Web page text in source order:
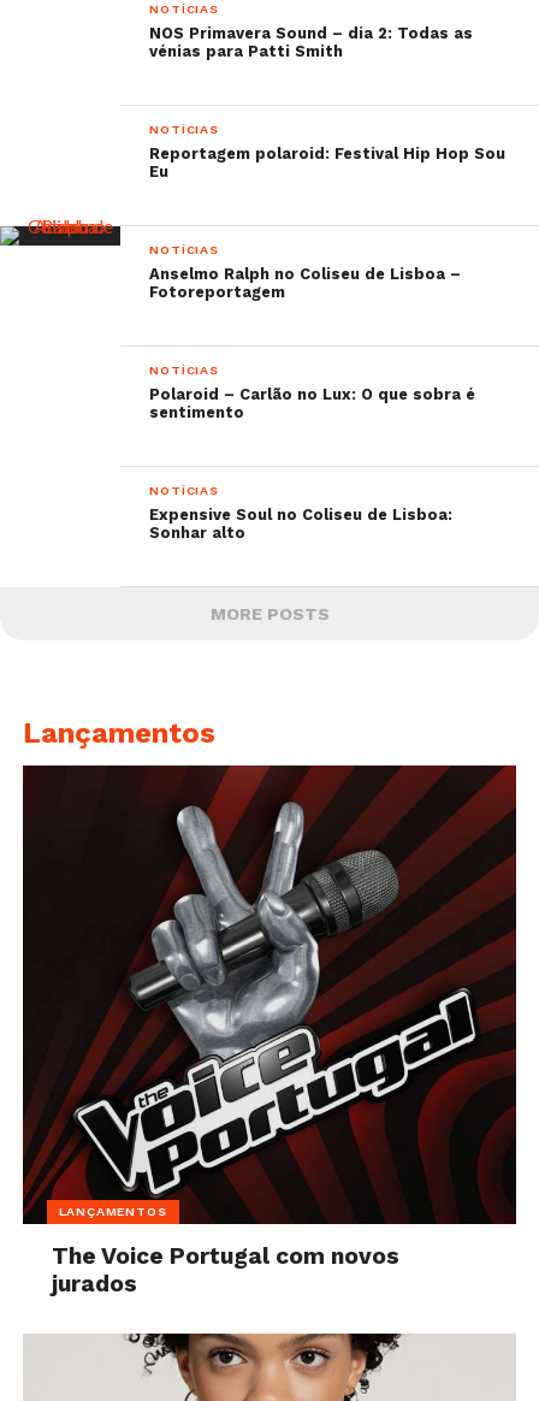
NOTÍCIAS
NOS Primavera Sound – dia 2: Todas as
vénias para Patti Smith
NOTÍCIAS
Reportagem polaroid: Festival Hip Hop Sou
Eu
NOTÍCIAS
Anselmo Ralph no Coliseu de Lisboa –
Fotoreportagem
NOTÍCIAS
Polaroid – Carlão no Lux: O que sobra é
sentimento
NOTÍCIAS
Expensive Soul no Coliseu de Lisboa:
Sonhar alto
MORE POSTS
Lançamentos
LANÇAMENTOS
The Voice Portugal com novos
jurados